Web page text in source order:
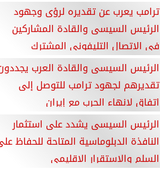
ترامب يعرب عن تقديره لرؤى وجهود
الرئيس السيسى والقادة المشاركين
فى الاتصال التليفونى المشترك
الرئيس السيسى والقادة العرب
تقديرهم لجهود ترامب للتوصل إلى
اتفاق لإنهاء الحرب مع إيران
الرئيس السيسى يشدد على استثمار
النافذة الدبلوماسية المتاحة للحفاظ
السلم والاستقرار الإقليمي